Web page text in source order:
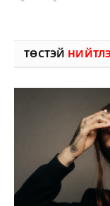
ТӨСТЭЙ